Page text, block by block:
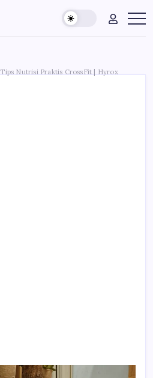
Tips Nutrisi Praktis CrossFit | Hyrox